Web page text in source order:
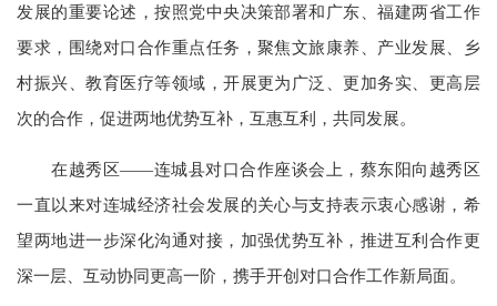
发展的重要论述，按照党中央决策部署和广东、福建两省工作
要求，围绕对口合作重点任务，聚焦文旅康养、产业发展、乡
村振兴、教育医疗等领域，开展更为广泛、更加务实、更高层
次的合作，促进两地优势互补，互惠互利，共同发展。
在越秀区——连城县对口合作座谈会上，蔡东阳向越秀区
一直以来对连城经济社会发展的关心与支持表示衷心感谢，希
望两地进一步深化沟通对接，加强优势互补，推进互利合作更
深一层、互动协同更高一阶，携手开创对口合作工作新局面。